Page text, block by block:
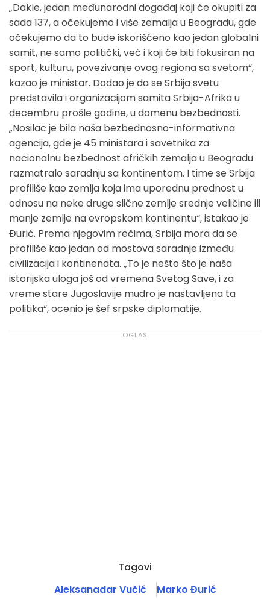
„Dakle, jedan međunarodni događaj koji će okupiti za
sada 137, a očekujemo i više zemalja u Beogradu, gde
očekujemo da to bude iskorišćeno kao jedan globalni
samit, ne samo politički, već i koji će biti fokusiran na
sport, kulturu, povezivanje ovog regiona sa svetom“,
kazao je ministar. Dodao je da se Srbija svetu
predstavila i organizacijom samita Srbija-Afrika u
decembru prošle godine, u domenu bezbednosti.
„Nosilac je bila naša bezbednosno-informativna
agencija, gde je 45 ministara i savetnika za
nacionalnu bezbednost afričkih zemalja u Beogradu
razmatralo saradnju sa kontinentom. I time se Srbija
profiliše kao zemlja koja ima uporednu prednost u
odnosu na neke druge slične zemlje srednje veličine ili
manje zemlje na evropskom kontinentu“, istakao je
Đurić. Prema njegovim rečima, Srbija mora da se
profiliše kao jedan od mostova saradnje između
civilizacija i kontinenata. „To je nešto što je naša
istorijska uloga još od vremena Svetog Save, i za
vreme stare Jugoslavije mudro je nastavljena ta
politika“, ocenio je šef srpske diplomatije.
Tagovi
Aleksanadar Vučić
Marko Đurić